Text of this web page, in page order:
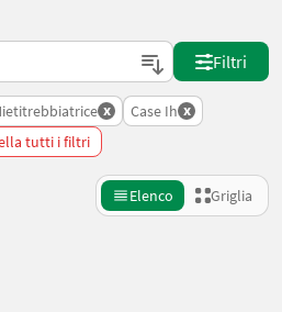
Landwirt.com
Filtri
x Case Ih x
tutti i filtri
Elenco Griglia